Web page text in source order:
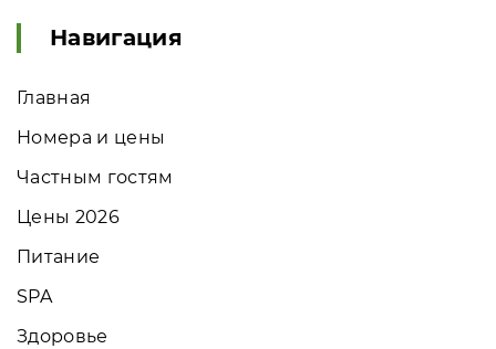
Навигация
Главная
Номера и цены
Частным гостям
Цены 2026
Питание
SPA
Здоровье